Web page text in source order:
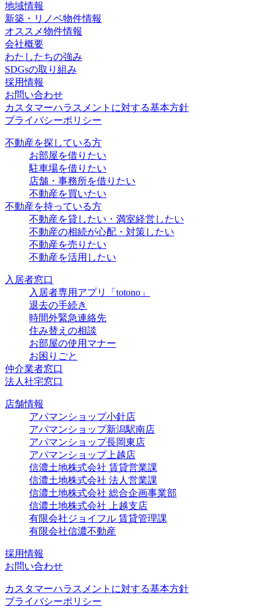
地域情報
新築・リノベ物件情報
オススメ物件情報
会社概要
わたしたちの強み
SDGsの取り組み
採用情報
お問い合わせ
カスタマーハラスメントに対する基本方針
プライバシーポリシー
不動産を探している方
お部屋を借りたい
駐車場を借りたい
店舗・事務所を借りたい
不動産を買いたい
不動産を持っている方
不動産を貸したい・満室経営したい
不動産の相続が心配・対策したい
不動産を売りたい
不動産を活用したい
入居者窓口
入居者専用アプリ「totono」
退去の手続き
時間外緊急連絡先
住み替えの相談
お部屋の使用マナー
お困りごと
仲介業者窓口
法人社宅窓口
店舗情報
アパマンショップ小針店
アパマンショップ新潟駅南店
アパマンショップ長岡東店
アパマンショップ上越店
信濃土地株式会社 賃貸営業課
信濃土地株式会社 法人営業課
信濃土地株式会社 総合企画事業部
信濃土地株式会社 上越支店
有限会社ジョイフル 賃貸管理課
有限会社信濃不動産
採用情報
お問い合わせ
カスタマーハラスメントに対する基本方針
プライバシーポリシー